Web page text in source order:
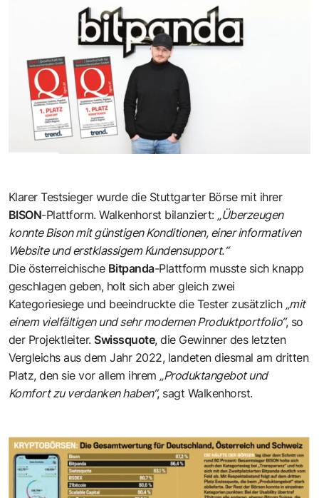
Klarer Testsieger wurde die Stuttgarter Börse mit ihrer
BISON-Plattform. Walkenhorst bilanziert: „Überzeugen
konnte Bison mit günstigen Konditionen, einer informativen
Website und erstklassigem Kundensupport.“
Die österreichische Bitpanda-Plattform musste sich knapp
geschlagen geben, holt sich aber gleich zwei
Kategoriesiege und beeindruckte die Tester zusätzlich „mit
einem vielfältigen und sehr modernen Produktportfolio“, so
der Projektleiter.Swissquote, die Gewinner des letzten
Vergleichs aus dem Jahr 2022, landeten diesmal am dritten
Platz, den sie vor allem ihrem „Produktangebot und
Komfort zu verdanken haben“, sagt Walkenhorst.